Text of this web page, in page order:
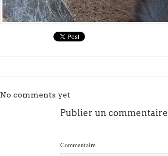
No comments yet
Publier un commentaire
Commentaire